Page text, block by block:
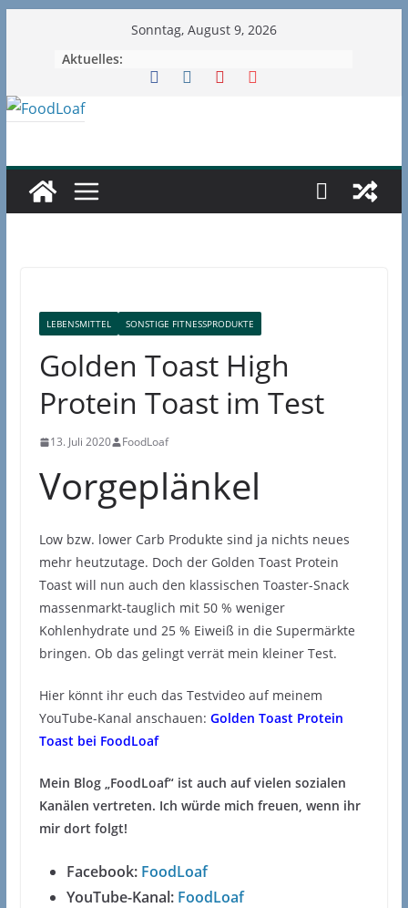
Sonntag, August 9, 2026
Aktuelles:
LEBENSMITTEL SONSTIGE FITNESSPRODUKTE
Golden Toast High
Protein Toast im Test
13. Juli 2020 FoodLoaf
Vorgeplänkel
Low bzw. lower Carb Produkte sind ja nichts neues
mehr heutzutage. Doch der Golden Toast Protein
Toast will nun auch den klassischen Toaster-Snack
massenmarkt-tauglich mit 50 % weniger
Kohlenhydrate und 25 % Eiweiß in die Supermärkte
bringen. Ob das gelingt verrät mein kleiner Test.
Hier könnt ihr euch das Testvideo auf meinem
YouTube-Kanal anschauen: Golden Toast Protein
Toast bei FoodLoaf
Mein Blog „FoodLoaf“ ist auch auf vielen sozialen
Kanälen vertreten. Ich würde mich freuen, wenn ihr
mir dort folgt!
Facebook: FoodLoaf
YouTube-Kanal: FoodLoaf